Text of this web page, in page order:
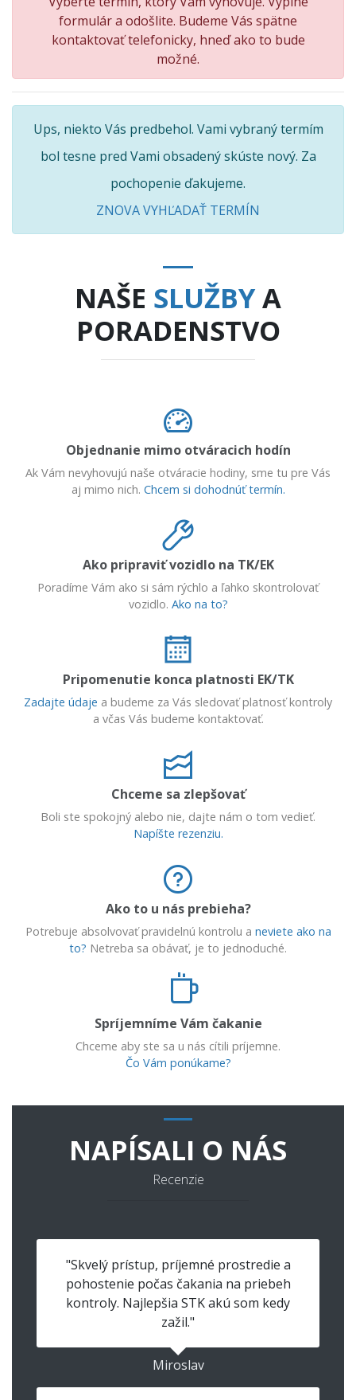
formulár a odošlite. Budeme Vás spätne
kontaktovať telefonicky, hneď ako to bude
možné.
Ups, niekto Vás predbehol. Vami vybraný termím
bol tesne pred Vami obsadený skúste nový. Za
pochopenie ďakujeme.
ZNOVA VYHĽADAŤ TERMÍN
NAŠE SLUŽBYA
PORADENSTVO
Objednanie mimo otváracich hodín
Ak Vám nevyhovujú naše otváracie hodiny, sme tu pre Vás
aj mimo nich. Chcem si dohodnúť termín.
Ako pripraviť vozidlo na TK/EK
Poradíme Vám ako si sám rýchlo a ľahko skontrolovať
vozidlo. Ako na to?
Pripomenutie konca platnosti EK/TK
Zadajte údaje a budeme za Vás sledovať platnosť kontroly
a včas Vás budeme kontaktovať.
Chceme sa zlepšovať
Boli ste spokojný alebo nie, dajte nám o tom vedieť.
Napíšte rezenziu.
Ako to u nás prebieha?
Potrebuje absolvovať pravidelnú kontrolu a neviete ako na
to? Netreba sa obávať, je to jednoduché.
Spríjemníme Vám čakanie
Chceme aby ste sa u nás cítili príjemne.
Čo Vám ponúkame?
NAPÍSALI O NÁS
Recenzie
"Skvelý prístup, príjemné prostredie a
pohostenie počas čakania na priebeh
kontroly. Najlepšia STK akú som kedy
zažil."
Miroslav